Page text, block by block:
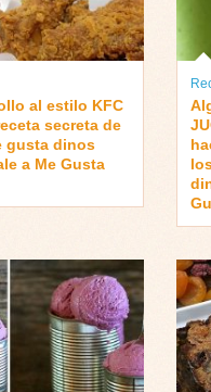
al estilo KFC
secreta de
gusta dinos
a Me Gusta